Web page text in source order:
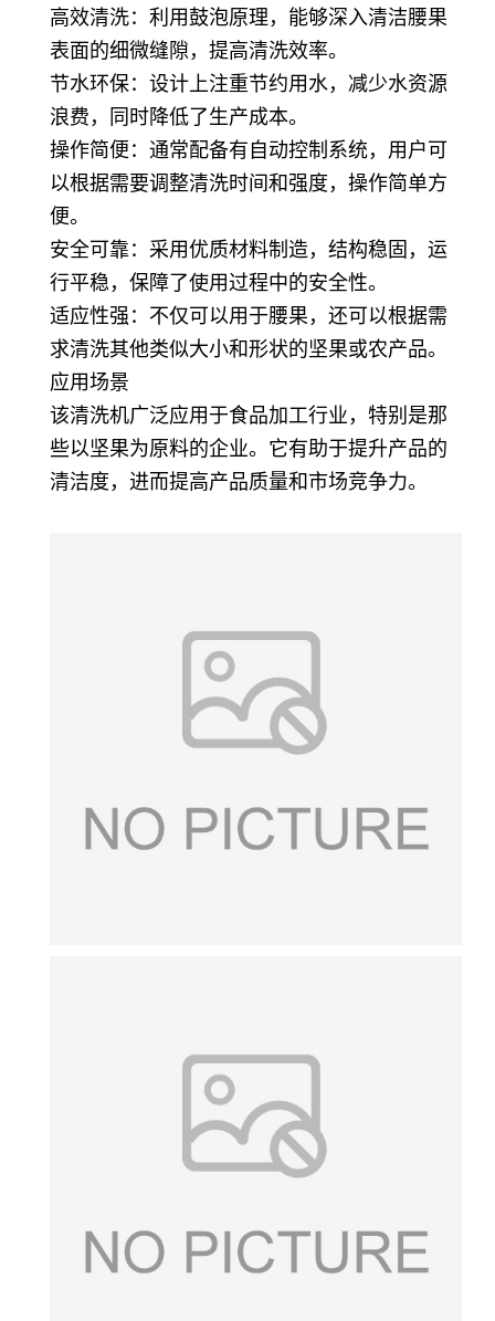
高效清洗：利用鼓泡原理，能够深入清洁腰果
表面的细微缝隙，提高清洗效率。
节水环保：设计上注重节约用水，减少水资源
浪费，同时降低了生产成本。
操作简便：通常配备有自动控制系统，用户可
以根据需要调整清洗时间和强度，操作简单方
便。
安全可靠：采用优质材料制造，结构稳固，运
行平稳，保障了使用过程中的安全性。
适应性强：不仅可以用于腰果，还可以根据需
求清洗其他类似大小和形状的坚果或农产品。
应用场景
该清洗机广泛应用于食品加工行业，特别是那
些以坚果为原料的企业。它有助于提升产品的
清洁度，进而提高产品质量和市场竞争力。